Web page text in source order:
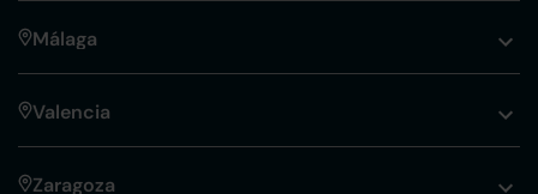
Málaga
Valencia
Zaragoza